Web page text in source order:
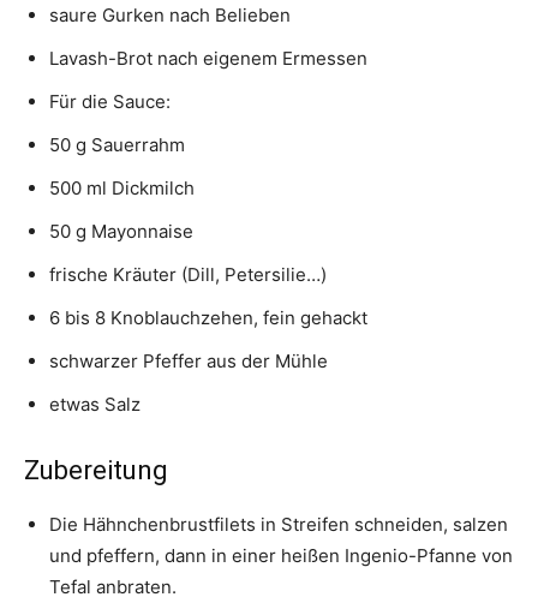
saure Gurken nach Belieben
Lavash-Brot nach eigenem Ermessen
Für die Sauce:
50 g Sauerrahm
500 ml Dickmilch
50 g Mayonnaise
frische Kräuter (Dill, Petersilie…)
6 bis 8 Knoblauchzehen, fein gehackt
schwarzer Pfeffer aus der Mühle
etwas Salz
Zubereitung
Die Hähnchenbrustfilets in Streifen schneiden, salzen
und pfeffern, dann in einer heißen Ingenio-Pfanne von
Tefal anbraten.